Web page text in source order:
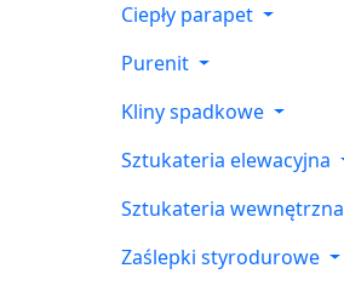
Ciepły parapet
Purenit
Kliny spadkowe
Sztukateria elewacyjna
Sztukateria wewnętrzna
Zaślepki styrodurowe